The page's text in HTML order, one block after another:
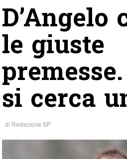
D’Angelo
le giuste
si cerca
di Redazione SP